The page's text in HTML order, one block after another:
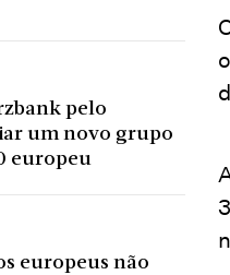
pelo
um novo grupo
europeu
europeus não